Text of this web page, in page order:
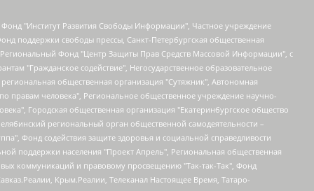
группа ЛГБТ+ "Реверс", Алексеев Андрей Викторович, Бекбулатова Таисия Львовна, Беляев Иван Михайлович, Владыкина Елена Сергеевна, Гельман Марат Александрович, Никульшина Вероника Юрьевна, Толоконникова Надежда Андреевна, Шендерович Виктор Анатольевич, Общество с ограниченной ответственностью "Данное сообщение", Общество с ограниченной ответственностью Издательский дом "Новая глава", Айнбиндер Александра Александровна, Московский комьюнити-центр для ЛГБТ+инициатив, Благотворительный фонд развития филантропии, Deutsche Welle (Германия, Kurt-Schumacher-Strasse 3, 53113 Bonn), Борзунова Мария Михайловна, Воробьев Виктор Викторович, Голубева Анна Львовна, Константинова Алла Михайловна, Малкова Ирина Владимировна, Мурадов Мурад Абдулгалимович, Осетинская Елизавета Николаевна, Понасенков Евгений Николаевич, Ганапольский Матвей Юрьевич, Киселев Евгений Алексеевич, Борухович Ирина Григорьевна, Дремин Иван Тимофеевич, Дубровский Дмитрий Викторович, Красноярская региональная общественная организация поддержки и развития альтернативных образовательных технологий и межкультурных коммуникаций "ИНТЕРРА", Маяковская Екатерина Алексеевна, Фейгин Марк Захарович, Филимонов Андрей Викторович, Дзугкоева Регина Николаевна, Доброхотов Роман Александрович, Дудь Юрий Александрович, Елкин Сергей Владимирович, Кругликов Кирилл Игоревич, Сабунаева Мария Леонидовна, Семенов Алексей Владимирович, Шаинян Карен Багратович, Шульман Екатерина Михайловна, Асафьев Артур Валерьевич, Вахштайн Виктор Семенович, Венедиктов Алексей Алексеевич, Лушникова Екатерина Евгеньевна, Волков Леонид Михайлович, Невзоров Александр Глебович, Пархоменко Сергей Борисович, Сироткин Ярослав Николаевич, Кара-Мурза Владимир Владимирович, Баранова Наталья Владимировна, Гозман Леонид Яковлевич, Кагарлицкий Борис Юльевич, Климарев Михаил Валерьевич, Милов Владимир Станиславович, Автономная некоммерческая организация Краснодарский центр современного искусства "Типография", Моргенштерн Алишер Тагирович, Соболь Любовь Эдуардовна, Общество с ограниченной ответственностью "ЛИЗА НОРМ", Каспаров Гарри Кимович, Ходорковский Михаил Борисович, Общество с ограниченной ответственностью "Апрельские тезисы", Данилович Ирина Брониславовна, Кашин Олег Владимирович, Петров Николай Владимирович, Пивоваров Алексей Владимирович, Соколов Михаил Владимирович, Цветкова Юлия Владимировна, Чичваркин Евгений Александрович, Комитет против пыток/Команда против пыток, Общество с ограниченной ответственностью "Первый научный", Общество с ограниченной ответственностью "Вертолет и ко", Белоцерковская Вероника Борисовна, Кац Максим Евгеньевич, Лазарева Татьяна Юрьевна, Шаведдинов Руслан Табризович, Яшин Илья Валерьевич, Общество с ограниченной ответственностью "Иноагент ААВ", Алешковский Дмитрий Петрович, Альбац Евгения Марковна, Быков Дмитрий Львович, Галямина Юлия Евгеньевна, Лойко Сергей Леонидович, Мартынов Кирилл Константинович, Медведев Сергей Александрович, Крашенинников Федор Геннадиевич, Гордеева Катерина Вл